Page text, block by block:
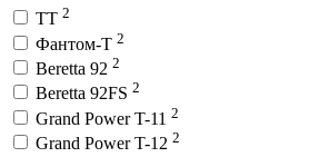
ТТ 2
Фантом-Т 2
Beretta 92 2
Beretta 92FS 2
Grand Power T-11 2
Grand Power T-12 2